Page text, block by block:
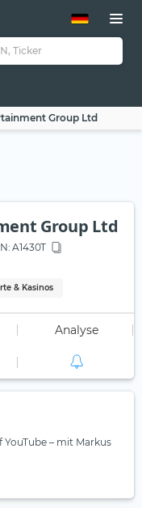
Group Ltd
Group Ltd
: A1430T
& Kasinos
Analyse
– mit Markus